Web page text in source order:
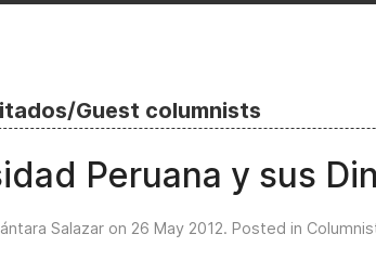
Guest columnists
Peruana y sus
Salazar on 26 May 2012. Posted in